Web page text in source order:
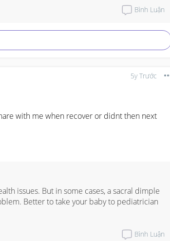
Bình Luận
5y Trước
with me when recover or didnt then next
issues. But in some cases, a sacral dimple
Better to take your baby to pediatrician
Bình Luận